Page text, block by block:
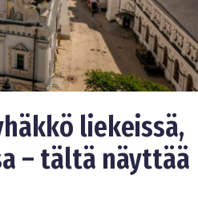
liekeissä,
– tältä näyttää